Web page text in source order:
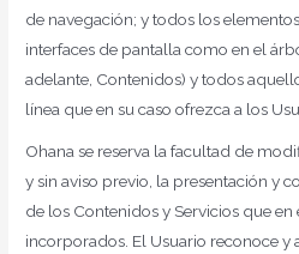
de navegación; y todos los
interfaces de pantalla como en el
adelante, Contenidos) y todos
línea que en su caso ofrezca a los
Ohana se reserva la facultad de
y sin aviso previo, la presentación y
de los Contenidos y Servicios que
incorporados. El Usuario reconoce y